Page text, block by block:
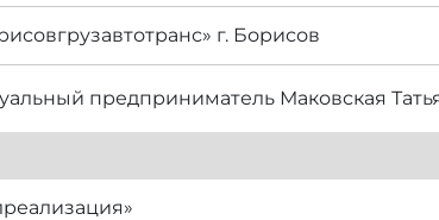
г. Борисов
предприниматель Маковская